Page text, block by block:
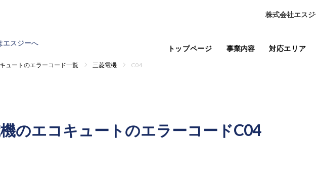
エスジーへ
株式会社エス
トップページ 事業内容 対応エリア
ュートのエラーコード一覧 三菱電機 C04
のエコキュートのエラーコードC04